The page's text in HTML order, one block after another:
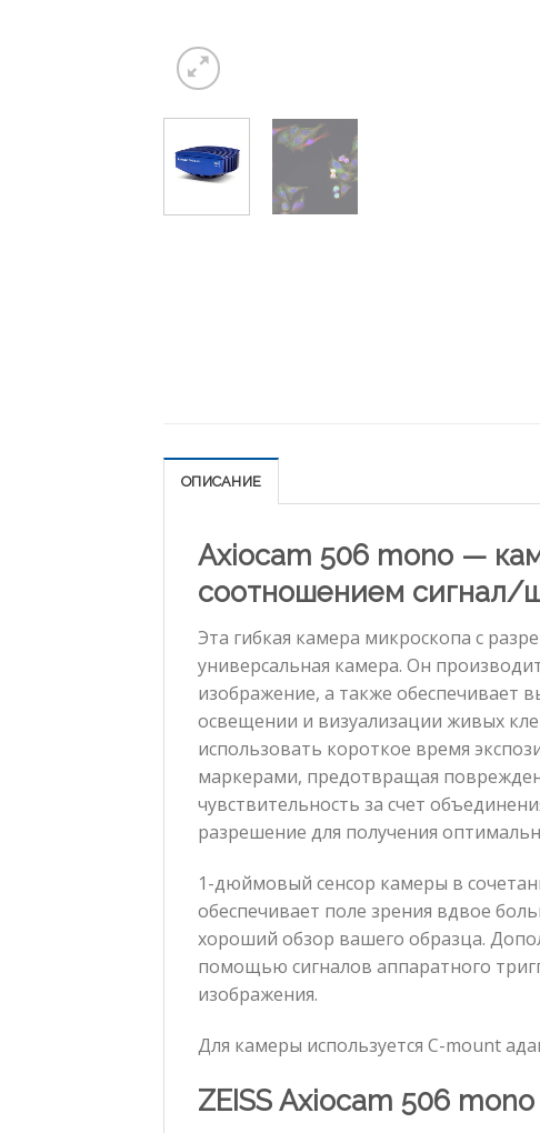
ОПИСАНИЕ
Axiocam 506 mono —
соотношением сигнал/
Эта гибкая камера микроскопа с
универсальная камера. Он
изображение, а также обеспечивает
освещении и визуализации живых
использовать короткое время
маркерами, предотвращая
чувствительность за счет
разрешение для получения
1-дюймовый сенсор камеры в
обеспечивает поле зрения вдвое
хороший обзор вашего образца.
помощью сигналов аппаратного
изображения.
Для камеры используется C-mount
ZEISS Axiocam 506